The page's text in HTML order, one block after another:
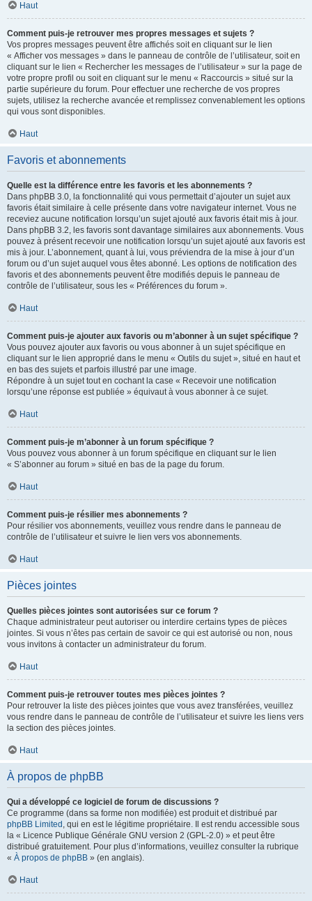
Haut
Comment puis-je retrouver mes propres messages et sujets ?
Vos propres messages peuvent être affichés soit en cliquant sur le lien
« Afficher vos messages » dans le panneau de contrôle de l’utilisateur, soit en
cliquant sur le lien « Rechercher les messages de l’utilisateur » sur la page de
votre propre profil ou soit en cliquant sur le menu « Raccourcis » situé sur la
partie supérieure du forum. Pour effectuer une recherche de vos propres
sujets, utilisez la recherche avancée et remplissez convenablement les options
qui vous sont disponibles.
Haut
Favoris et abonnements
Quelle est la différence entre les favoris et les abonnements ?
Dans phpBB 3.0, la fonctionnalité qui vous permettait d’ajouter un sujet aux
favoris était similaire à celle présente dans votre navigateur internet. Vous ne
receviez aucune notification lorsqu’un sujet ajouté aux favoris était mis à jour.
Dans phpBB 3.2, les favoris sont davantage similaires aux abonnements. Vous
pouvez à présent recevoir une notification lorsqu’un sujet ajouté aux favoris est
mis à jour. L’abonnement, quant à lui, vous préviendra de la mise à jour d’un
forum ou d’un sujet auquel vous êtes abonné. Les options de notification des
favoris et des abonnements peuvent être modifiés depuis le panneau de
contrôle de l’utilisateur, sous les « Préférences du forum ».
Haut
Comment puis-je ajouter aux favoris ou m’abonner à un sujet spécifique ?
Vous pouvez ajouter aux favoris ou vous abonner à un sujet spécifique en
cliquant sur le lien approprié dans le menu « Outils du sujet », situé en haut et
en bas des sujets et parfois illustré par une image.
Répondre à un sujet tout en cochant la case « Recevoir une notification
lorsqu’une réponse est publiée » équivaut à vous abonner à ce sujet.
Haut
Comment puis-je m’abonner à un forum spécifique ?
Vous pouvez vous abonner à un forum spécifique en cliquant sur le lien
« S’abonner au forum » situé en bas de la page du forum.
Haut
Comment puis-je résilier mes abonnements ?
Pour résilier vos abonnements, veuillez vous rendre dans le panneau de
contrôle de l’utilisateur et suivre le lien vers vos abonnements.
Haut
Pièces jointes
Quelles pièces jointes sont autorisées sur ce forum ?
Chaque administrateur peut autoriser ou interdire certains types de pièces
jointes. Si vous n’êtes pas certain de savoir ce qui est autorisé ou non, nous
vous invitons à contacter un administrateur du forum.
Haut
Comment puis-je retrouver toutes mes pièces jointes ?
Pour retrouver la liste des pièces jointes que vous avez transférées, veuillez
vous rendre dans le panneau de contrôle de l’utilisateur et suivre les liens vers
la section des pièces jointes.
Haut
À propos de phpBB
Qui a développé ce logiciel de forum de discussions ?
Ce programme (dans sa forme non modifiée) est produit et distribué par
phpBB Limited , qui en est le légitime propriétaire. Il est rendu accessible sous
la « Licence Publique Générale GNU version 2 (GPL-2.0) » et peut être
distribué gratuitement. Pour plus d’informations, veuillez consulter la rubrique
« À propos de phpBB » (en anglais).
Haut